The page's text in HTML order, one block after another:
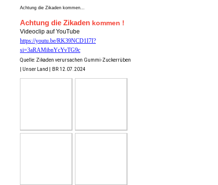
Achtung die Zikaden kommen...
Achtung die Zikaden kommen !
Videoclip auf YouTube
https://youtu.be/RK39NCD1I7I?
si=3aRAMibnYcYvTG9c
Quelle: Zikaden verursachen Gummi-Zuckerrüben
| Unser Land |
BR 12.07.2024